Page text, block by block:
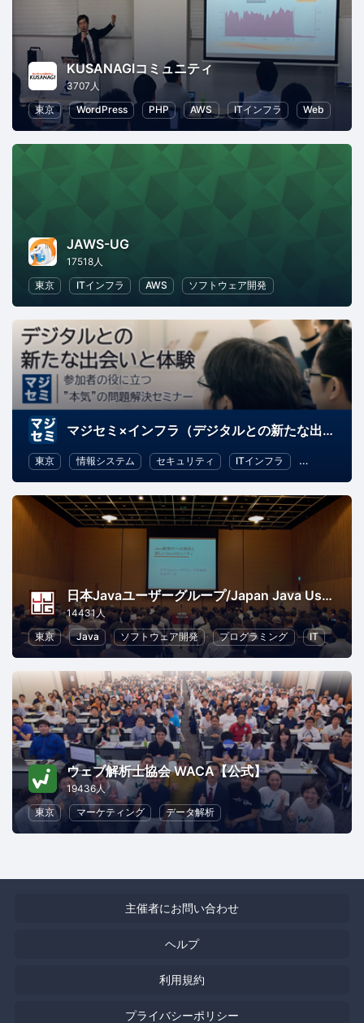
KUSANAGIコミュニティ
3707人
東京
WordPress PHP AWS ITインフラ Web
JAWS-UG
17518人
東京
ITインフラ AWS ソフトウェア開発
マジセミ×インフラ（デジタルとの新たな出会いと体験）
東京 情報システム セキュリティ ITインフラ オープンソ
日本Javaユーザーグループ/Japan Java User Group
14431人
東京
Java ソフトウェア開発 プログラミング IT
ウェブ解析士協会 WACA【公式】
19436人
東京
マーケティング データ解析
主催者にお問い合わせ
ヘルプ
利用規約
プライバシーポリシー